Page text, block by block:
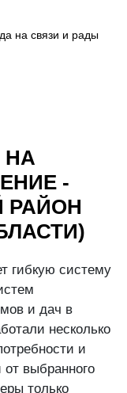
на связи и рады
-
РАЙОН
гибкую систему
и дач в
несколько
и
выбранного
только